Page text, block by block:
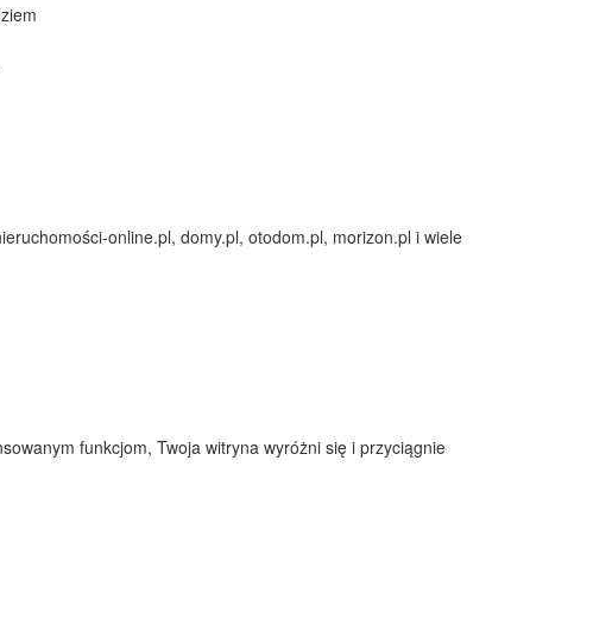
online.pl, domy.pl, otodom.pl, morizon.pl i wiele
funkcjom, Twoja witryna wyróżni się i przyciągnie